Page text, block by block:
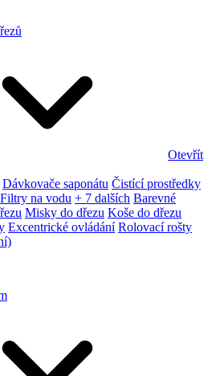
Otevřít
Dávkovače saponátu Čistící prostředky
Filtry na vodu + 7 dalších Barevné
Misky do dřezu Koše do dřezu
Excentrické ovládání Rolovací rošty